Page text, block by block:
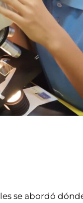
se abordó